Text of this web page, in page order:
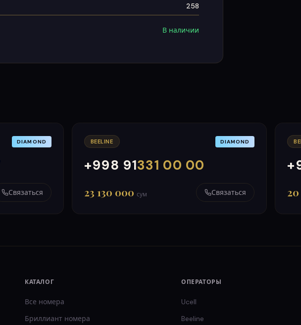
258
В наличии
DIAMOND
Связаться
BEELINE DIAMOND
+998 91331 00 00
000
999
23 130 000 сум Связаться
КАТАЛОГ
Все номера
Бриллиант номера
ОПЕРАТОРЫ
Ucell
Beeline